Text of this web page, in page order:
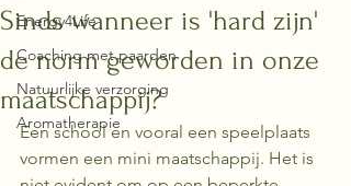
Energy4Life
Coaching met paarden
Natuurlijke verzorging
Aromatherapie
Sinds wanneer is 'hard zijn'
de norm geworden in onze
maatschappij?
Een school en vooral een speelplaats
vormen een mini maatschappij. Het is